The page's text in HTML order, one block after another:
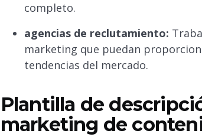
completo.
agencias de reclutamiento:
marketing que puedan
tendencias del mercado.
Plantilla de
marketing de